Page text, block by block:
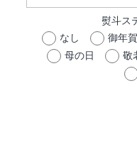
熨斗ス
なし
御年賀
母の日
敬